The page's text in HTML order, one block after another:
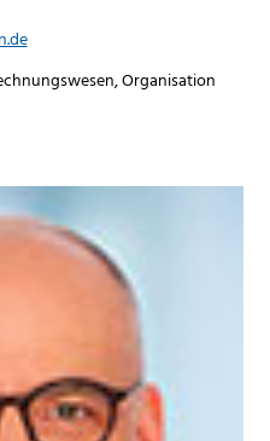
Organisation